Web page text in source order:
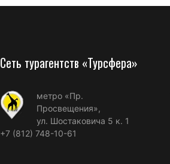
Сеть турагентств «Турсфера»
метро «Пр.
Просвещения»,
ул. Шостаковича 5 к. 1
+7 (812) 748-10-61